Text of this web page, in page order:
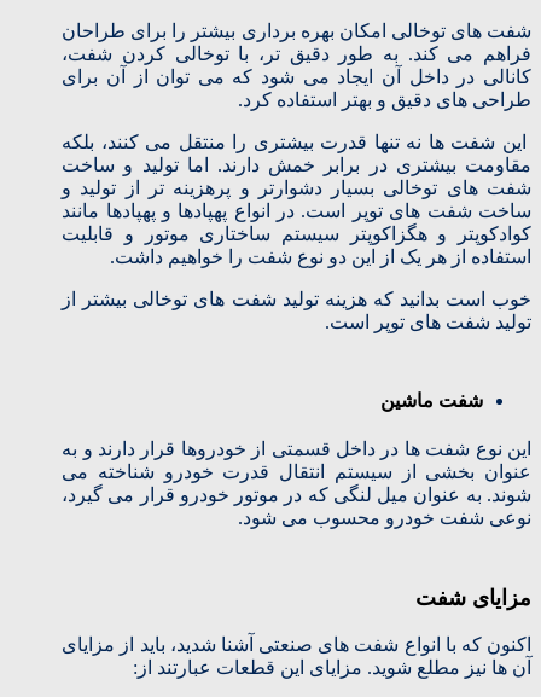
شفت های توخالی امکان بهره برداری بیشتر را برای طراحان
فراهم می کند. به طور دقیق تر، با توخالی کردن شفت،
کانالی در داخل آن ایجاد می شود که می توان از آن برای
طراحی های دقیق و بهتر استفاده کرد.
این شفت ها نه تنها قدرت بیشتری را منتقل می کنند، بلکه
مقاومت بیشتری در برابر خمش دارند. اما تولید و ساخت
شفت های توخالی بسیار دشوارتر و پرهزینه تر از تولید و
ساخت شفت های توپر است. در انواع پهپادها و پهپادها مانند
کوادکوپتر و هگزاکوپتر سیستم ساختاری موتور و قابلیت
استفاده از هر یک از این دو نوع شفت را خواهیم داشت.
خوب است بدانید که هزینه تولید شفت های توخالی بیشتر از
تولید شفت های توپر است.
شفت ماشین
این نوع شفت ها در داخل قسمتی از خودروها قرار دارند و به
عنوان بخشی از سیستم انتقال قدرت خودرو شناخته می
شوند. به عنوان میل لنگی که در موتور خودرو قرار می گیرد،
نوعی شفت خودرو محسوب می شود.
مزایای شفت
اکنون که با انواع شفت های صنعتی آشنا شدید، باید از مزایای
آن ها نیز مطلع شوید. مزایای این قطعات عبارتند از: